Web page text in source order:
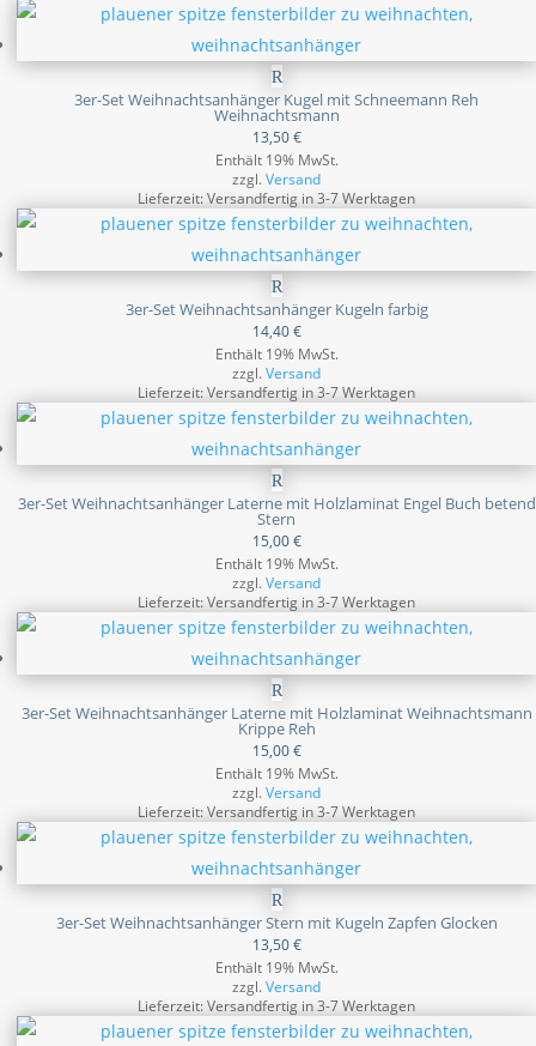
3er-Set Weihnachtsanhänger Kugel mit Schneemann Reh
Weihnachtsmann
13,50€
Enthält 19% MwSt.
zzgl.Versand
Lieferzeit: Versandfertig in 3-7 Werktagen
3er-Set Weihnachtsanhänger Kugeln farbig
14,40€
Enthält 19% MwSt.
zzgl.Versand
Lieferzeit: Versandfertig in 3-7 Werktagen
3er-Set Weihnachtsanhänger Laterne mit Holzlaminat Engel Buch betend
Stern
15,00€
Enthält 19% MwSt.
zzgl.Versand
Lieferzeit: Versandfertig in 3-7 Werktagen
3er-Set Weihnachtsanhänger Laterne mit Holzlaminat Weihnachtsmann
Krippe Reh
15,00€
Enthält 19% MwSt.
zzgl.Versand
Lieferzeit: Versandfertig in 3-7 Werktagen
3er-Set Weihnachtsanhänger Stern mit Kugeln Zapfen Glocken
13,50€
Enthält 19% MwSt.
zzgl.Versand
Lieferzeit: Versandfertig in 3-7 Werktagen